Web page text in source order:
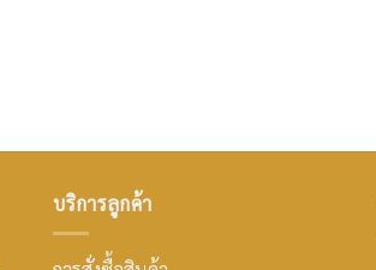
บริการลูกค้า